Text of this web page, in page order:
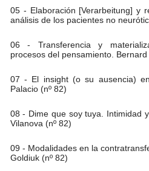
05 - Elaboración [Verarbeitung] y
análisis de los pacientes no
06 - Transferencia y
procesos del pensamiento. Bernard
07 - El insight (o su ausencia)
Palacio (nº 82)
08 - Dime que soy tuya. Intimidad
Vilanova (nº 82)
09 - Modalidades en la
Goldiuk (nº 82)